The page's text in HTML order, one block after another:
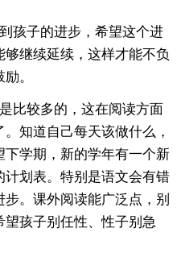
孩子的进步，希望这个进
继续延续，这样才能不负
。
比较多的，这在阅读方面
知道自己每天该做什么，
学期，新的学年有一个新
划表。特别是语文会有错
。课外阅读能广泛点，别
孩子别任性、性子别急